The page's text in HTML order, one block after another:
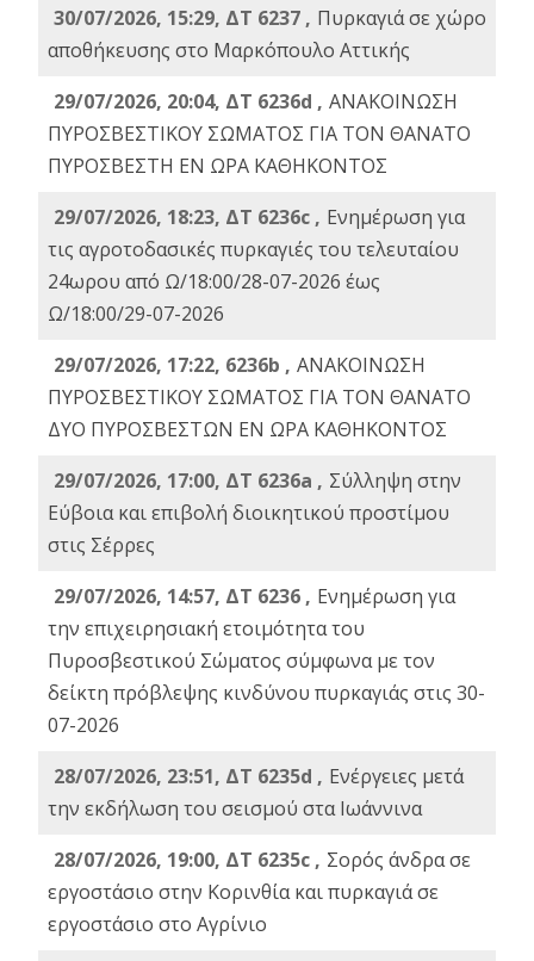
30/07/2026, 15:29, ΔΤ 6237 , Πυρκαγιά σε χώρο
αποθήκευσης στο Μαρκόπουλο Αττικής
29/07/2026, 20:04, ΔΤ 6236d , ΑΝΑΚΟΙΝΩΣΗ
ΠΥΡΟΣΒΕΣΤΙΚΟΥ ΣΩΜΑΤΟΣ ΓΙΑ ΤΟΝ ΘΑΝΑΤΟ
ΠΥΡΟΣΒΕΣΤΗ ΕΝ ΩΡΑ ΚΑΘΗΚΟΝΤΟΣ
29/07/2026, 18:23, ΔΤ 6236c , Ενημέρωση για
τις αγροτοδασικές πυρκαγιές του τελευταίου
24ωρου από Ω/18:00/28-07-2026 έως
Ω/18:00/29-07-2026
29/07/2026, 17:22, 6236b , ΑΝΑΚΟΙΝΩΣΗ
ΠΥΡΟΣΒΕΣΤΙΚΟΥ ΣΩΜΑΤΟΣ ΓΙΑ ΤΟΝ ΘΑΝΑΤΟ
ΔΥΟ ΠΥΡΟΣΒΕΣΤΩΝ ΕΝ ΩΡΑ ΚΑΘΗΚΟΝΤΟΣ
29/07/2026, 17:00, ΔΤ 6236a , Σύλληψη στην
Εύβοια και επιβολή διοικητικού προστίμου
στις Σέρρες
29/07/2026, 14:57, ΔΤ 6236 , Ενημέρωση για
την επιχειρησιακή ετοιμότητα του
Πυροσβεστικού Σώματος σύμφωνα με τον
δείκτη πρόβλεψης κινδύνου πυρκαγιάς στις 30-
07-2026
28/07/2026, 23:51, ΔΤ 6235d , Ενέργειες μετά
την εκδήλωση του σεισμού στα Ιωάννινα
28/07/2026, 19:00, ΔΤ 6235c , Σορός άνδρα σε
εργοστάσιο στην Κορινθία και πυρκαγιά σε
εργοστάσιο στο Αγρίνιο